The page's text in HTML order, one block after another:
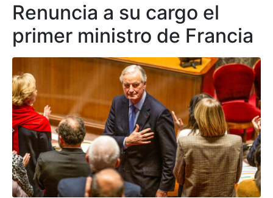
Renuncia a su cargo el
primer ministro de Francia